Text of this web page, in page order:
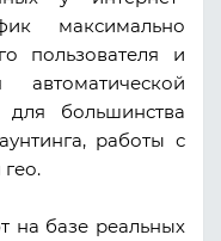
максимально
пользователя и
большинства
работы с
на базе реальных